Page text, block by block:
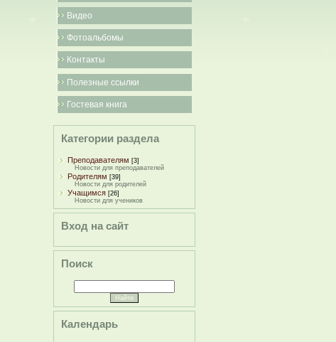
Видео
Фотоальбомы
Контакты
Полезные ссылки
Гостевая книга
Категории раздела
Преподавателям [3]
Новости для преподавателей
Родителям [39]
Новости для родителей
Учащимся [26]
Новости для учеников
Вход на сайт
Поиск
Календарь